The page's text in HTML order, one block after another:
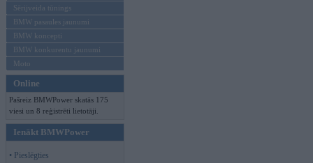
Sērijveida tūnings
BMW pasaules jaunumi
BMW koncepti
BMW konkurentu jaunumi
Moto
Online
Pašreiz BMWPower skatās 175
viesi un 8 reģistrēti lietotāji.
Ienākt BMWPower
• Pieslēgties